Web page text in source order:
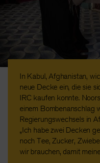
In Kabul, Afghanistan,
neue Decke ein, die sie
IRC kaufen konnte.
einem Bombenanschlag
Regierungswechsels in
„Ich habe zwei Decken
noch Tee, Zucker,
wir brauchen, damit